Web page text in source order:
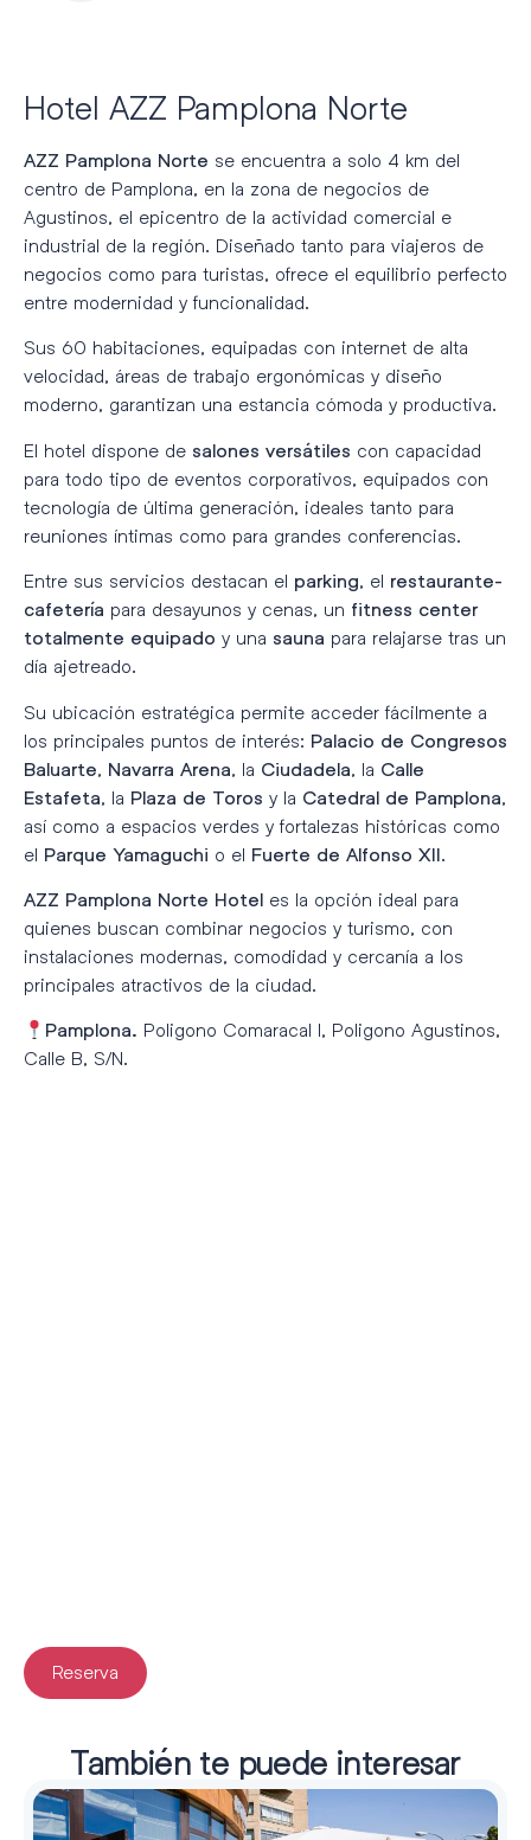
Hotel AZZ Pamplona Norte
AZZ Pamplona Norte se encuentra a solo 4 km del
centro de Pamplona, en la zona de negocios de
Agustinos, el epicentro de la actividad comercial e
industrial de la región. Diseñado tanto para viajeros de
negocios como para turistas, ofrece el equilibrio perfecto
entre modernidad y funcionalidad.
Sus 60 habitaciones, equipadas con internet de alta
velocidad, áreas de trabajo ergonómicas y diseño
moderno, garantizan una estancia cómoda y productiva.
El hotel dispone de salones versátiles con capacidad
para todo tipo de eventos corporativos, equipados con
tecnología de última generación, ideales tanto para
reuniones íntimas como para grandes conferencias.
Entre sus servicios destacan el parking, el restaurante-
cafetería para desayunos y cenas, un fitness center
totalmente equipado y una sauna para relajarse tras un
día ajetreado.
Su ubicación estratégica permite acceder fácilmente a
los principales puntos de interés: Palacio de Congresos
Baluarte
Navarra Arena , la Ciudadela , la Calle
Estafeta , la Plaza de Toros y la Catedral de Pamplona
así como a espacios verdes y fortalezas históricas como
el Parque Yamaguchi o el Fuerte de Alfonso XII
AZZ Pamplona Norte Hotel es la opción ideal para
quienes buscan combinar negocios y turismo, con
instalaciones modernas, comodidad y cercanía a los
principales atractivos de la ciudad.
Pamplona. Poligono Comaracal I, Poligono Agustinos,
Calle B, S/N.
Reserva
También te puede interesar